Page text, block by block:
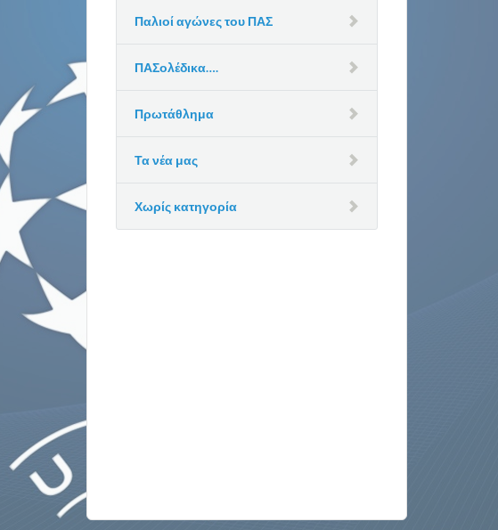
Παλιοί αγώνες του ΠΑΣ
ΠΑΣολέδικα….
Πρωτάθλημα
Τα νέα μας
Χωρίς κατηγορία